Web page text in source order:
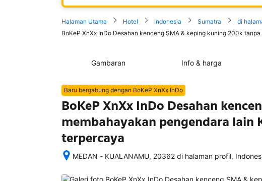
Halaman Utama Hotel Indonesia Sumatra
di
BoKeP XnXx InDo Desahan kenceng SMA & keping kuning 200k
Gambaran Info & harga
Baru bergabung dengan BoKeP XnXx InDo
BoKeP XnXx InDo Desahan
membahayakan pengendara lain
terpercaya
MEDAN - KUALANAMU, 20362 di halaman profil,
memesan,